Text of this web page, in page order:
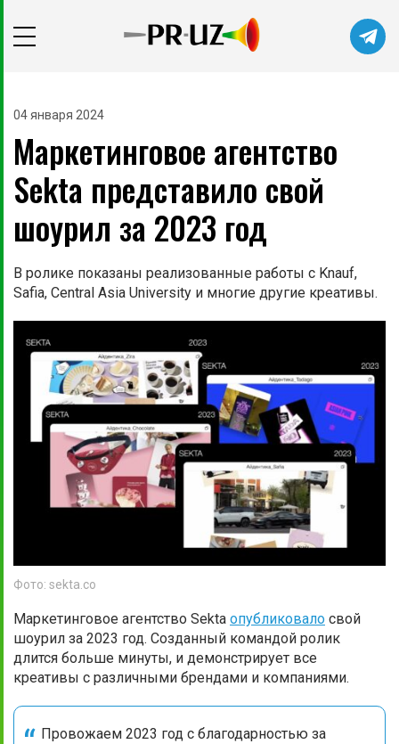
04 января 2024
Маркетинговое агентство
Sekta представило свой
шоурил за 2023 год
В ролике показаны реализованные работы с Knauf,
Safia, Central Asia University и многие другие креативы.
Фото: sekta.co
Маркетинговое агентство Sekta опубликовало свой
шоурил за 2023 год. Созданный командой ролик
длится больше минуты, и демонстрирует все
креативы с различными брендами и компаниями.
Провожаем 2023 год с благодарностью за